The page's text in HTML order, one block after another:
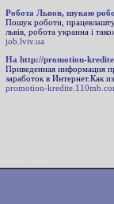
Робота Львов, шукаю
Пошук роботи,
львiв, робота украина i
job.lviv.ua
На http://promotion-
Приведенная информация
заработок в Интернет.Как
promotion-